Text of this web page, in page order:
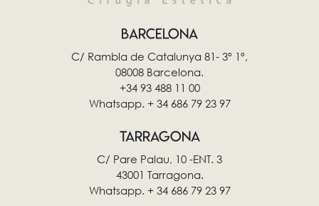
BARCELONA
C/ Rambla de Catalunya 81- 3º 1º,
08008 Barcelona.
+34 93 488 11 00
Whatsapp. + 34 686 79 23 97
TARRAGONA
C/ Pare Palau, 10 -ENT. 3
43001 Tarragona.
Whatsapp. + 34 686 79 23 97